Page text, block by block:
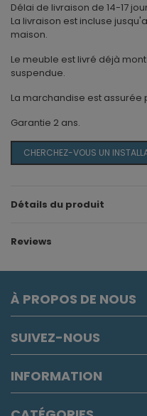
Délai de livraison de 14-17
La livraison est incluse
maison.
Le meuble est livré déjà
suspendue.
La marchandise est
Garantie 2 ans.
CHERCHEZ-VOUS UN
Détails du produit
Reviews
À PROPOS DE NOUS
SUIVEZ-NOUS
INFORMATION